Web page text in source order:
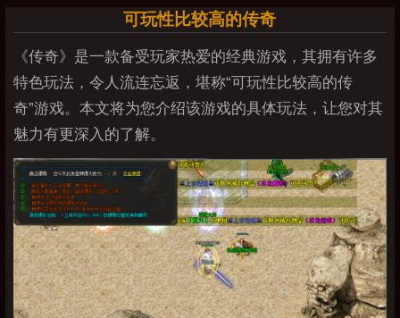
可玩性比较高的传奇
《传奇》是一款备受玩家热爱的经典游戏，其拥有许多
特色玩法，令人流连忘返，堪称“可玩性比较高的传
奇”游戏。本文将为您介绍该游戏的具体玩法，让您对其
魅力有更深入的了解。